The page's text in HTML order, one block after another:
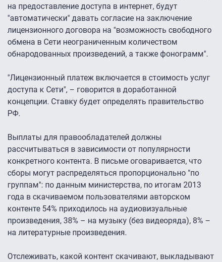
на предоставление доступа в интернет, будут
"автоматически" давать согласие на заключение
лицензионного договора на "возможность свободного
обмена в Сети неограниченным количеством
обнародованных произведений, а также фонограмм".
"Лицензионный платеж включается в стоимость услуг
доступа к Сети", – говорится в доработанной
концепции. Ставку будет определять правительство
РФ.
Выплаты для правообладателей должны
рассчитываться в зависимости от популярности
конкретного контента. В письме оговаривается, что
сборы могут распределяться пропорционально "по
группам": по данным министерства, по итогам 2013
года в скачиваемом пользователями авторском
контенте 54% приходилось на аудиовизуальные
произведения, 38% – на музыку (без видеоряда), 8% –
на литературные произведения.
Отслеживать, какой контент скачивают, выкладывают